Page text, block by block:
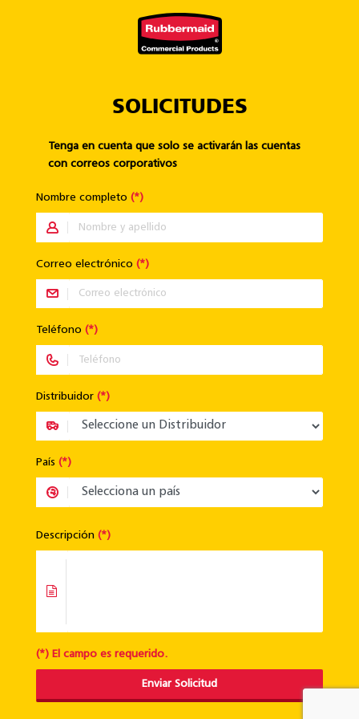
SOLICITUDES
Tenga en cuenta que solo se activarán las cuentas
con correos corporativos
Nombre completo (*)
Correo electrónico (*)
Teléfono (*)
Distribuidor (*)
País (*)
Descripción (*)
(*) El campo es requerido.
Enviar Solicitud